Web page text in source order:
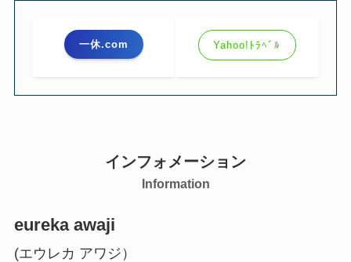
一休.com Yahoo!ﾄﾗﾍﾞﾙ
インフォメーション
Information
eureka awaji
(エウレカ アワジ）